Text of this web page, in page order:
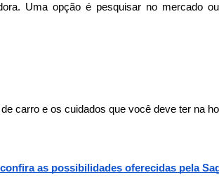
Uma opção é pesquisar no mercado
carro e os cuidados que você deve ter na
as possibilidades oferecidas pela